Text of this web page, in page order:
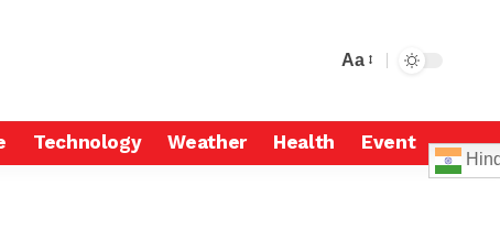
Aa
Technology Weather Health Event